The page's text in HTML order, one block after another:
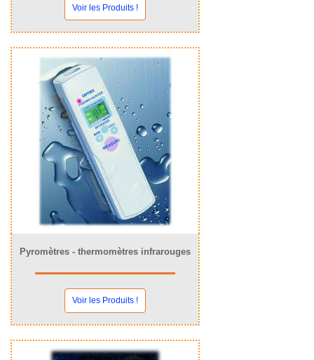
Voir les Produits !
Pyromètres - thermomètres infrarouges
Voir les Produits !